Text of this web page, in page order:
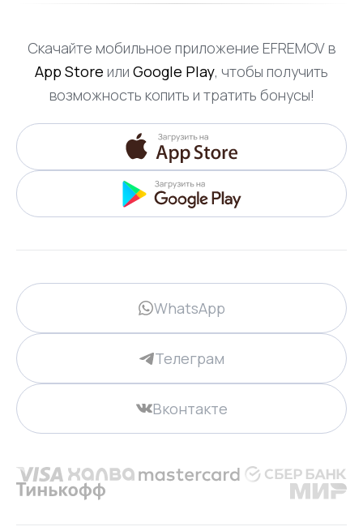
Скачайте мобильное приложение EFREMOV в
App Store или Google Play, чтобы получить
возможность копить и тратить бонусы!
WhatsApp
Телеграм
Вконтакте